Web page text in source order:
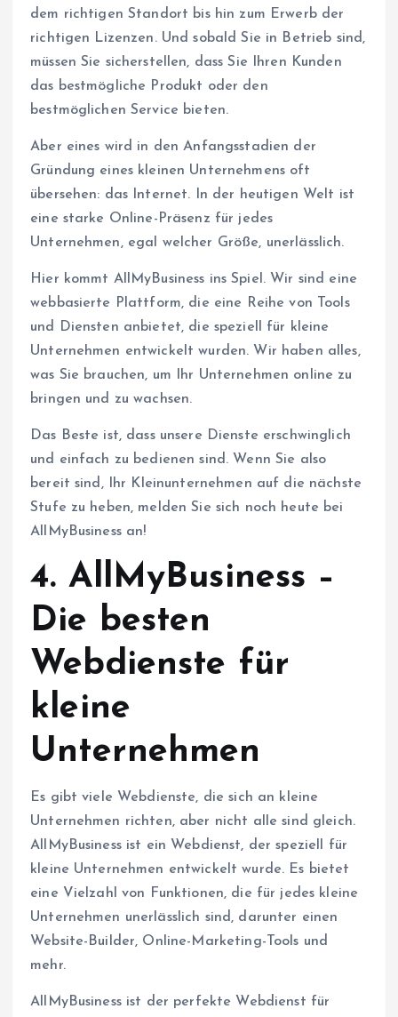
dem richtigen Standort bis hin zum Erwerb der
richtigen Lizenzen. Und sobald Sie in Betrieb sind,
müssen Sie sicherstellen, dass Sie Ihren Kunden
das bestmögliche Produkt oder den
bestmöglichen Service bieten.
Aber eines wird in den Anfangsstadien der
Gründung eines kleinen Unternehmens oft
übersehen: das Internet. In der heutigen Welt ist
eine starke Online-Präsenz für jedes
Unternehmen, egal welcher Größe, unerlässlich.
Hier kommt AllMyBusiness ins Spiel. Wir sind eine
webbasierte Plattform, die eine Reihe von Tools
und Diensten anbietet, die speziell für kleine
Unternehmen entwickelt wurden. Wir haben alles,
was Sie brauchen, um Ihr Unternehmen online zu
bringen und zu wachsen.
Das Beste ist, dass unsere Dienste erschwinglich
und einfach zu bedienen sind. Wenn Sie also
bereit sind, Ihr Kleinunternehmen auf die nächste
Stufe zu heben, melden Sie sich noch heute bei
AllMyBusiness an!
4. AllMyBusiness –
Die besten
Webdienste für
kleine
Unternehmen
Es gibt viele Webdienste, die sich an kleine
Unternehmen richten, aber nicht alle sind gleich.
AllMyBusiness ist ein Webdienst, der speziell für
kleine Unternehmen entwickelt wurde. Es bietet
eine Vielzahl von Funktionen, die für jedes kleine
Unternehmen unerlässlich sind, darunter einen
Website-Builder, Online-Marketing-Tools und
mehr.
AllMyBusiness ist der perfekte Webdienst für